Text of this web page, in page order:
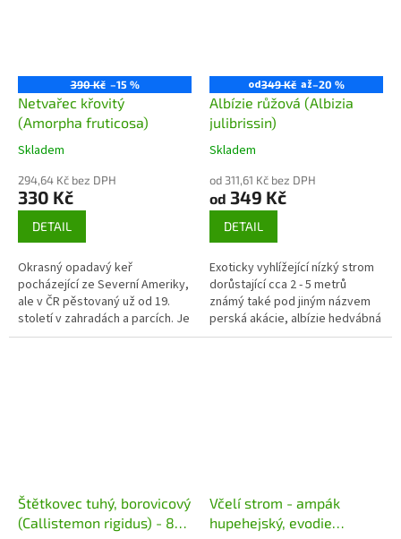
390 Kč –15 %
Netvařec křovitý
(Amorpha fruticosa)
Skladem
294,64 Kč bez DPH
330 Kč
DETAIL
Okrasný opadavý keř
pocházející ze Severní Ameriky,
ale v ČR pěstovaný už od 19.
století v zahradách a parcích. Je
dekorativní jak svými zpeřenými
od349 Kč až–20 %
Albízie růžová (Albizia
julibrissin)
Skladem
od 311,61 Kč bez DPH
od 349 Kč
DETAIL
Exoticky vyhlížející nízký strom
dorůstající cca 2 - 5 metrů
známý také pod jiným názvem
perská akácie, albízie hedvábná
nebo kapinice je nápadný svou
Štětkovec tuhý, borovicový
(Callistemon rigidus) - 80
Včelí strom - ampák
hupehejský, evodie